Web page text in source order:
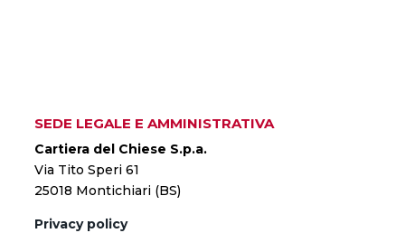
SEDE LEGALE E AMMINISTRATIVA
Cartiera del Chiese S.p.a.
Via Tito Speri 61
25018 Montichiari (BS)
Privacy policy